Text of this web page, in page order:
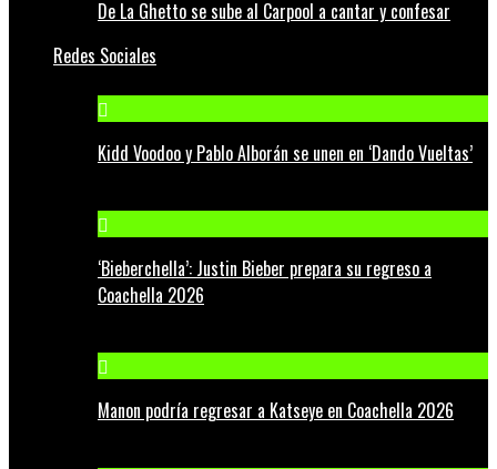
De La Ghetto se sube al Carpool a cantar y confesar
Redes Sociales
Kidd Voodoo y Pablo Alborán se unen en ‘Dando Vueltas’
‘Bieberchella’: Justin Bieber prepara su regreso a
Coachella 2026
Manon podría regresar a Katseye en Coachella 2026